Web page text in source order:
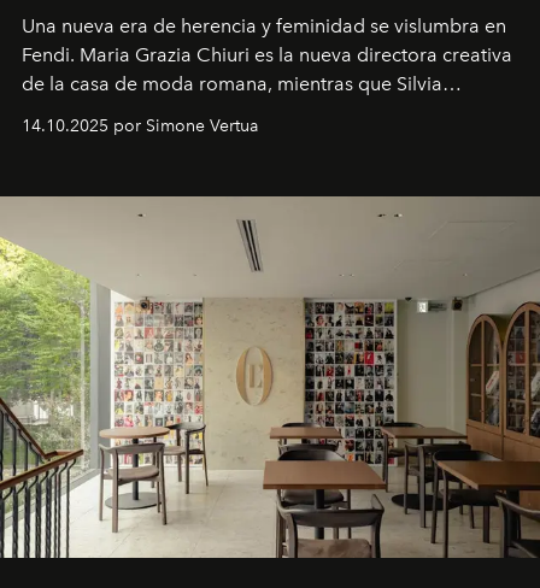
Una nueva era de herencia y feminidad se vislumbra en
Fendi. Maria Grazia Chiuri es la nueva directora creativa
de la casa de moda romana, mientras que Silvia
14.10.2025 por Simone Vertua